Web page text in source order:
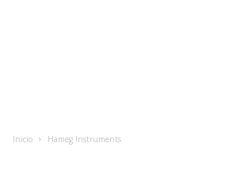
Inicio Hameg Instruments